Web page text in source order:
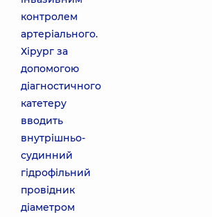
контролем
артеріального.
Хірург за
допомогою
діагностичного
катетеру
вводить
внутрішньо-
судинний
гідрофільний
провідник
діаметром